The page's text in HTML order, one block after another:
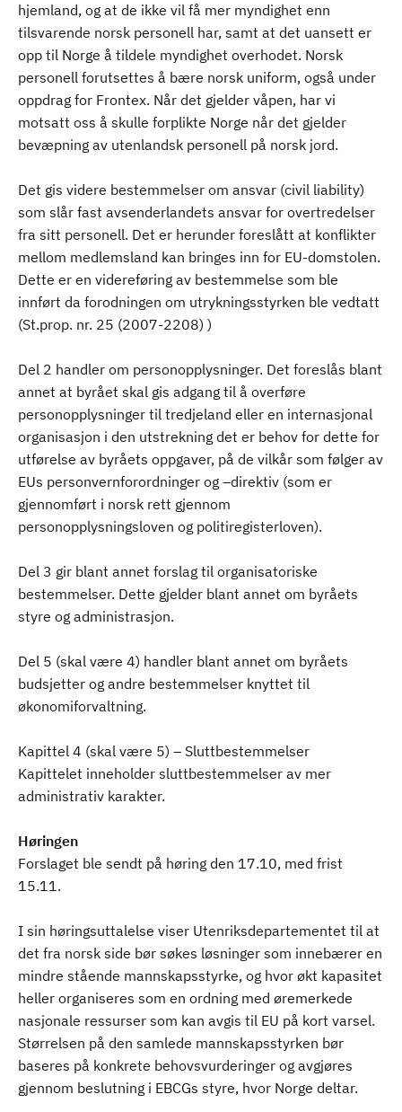
hjemland, og at de ikke vil få mer myndighet enn
tilsvarende norsk personell har, samt at det uansett er
opp til Norge å tildele myndighet overhodet. Norsk
personell forutsettes å bære norsk uniform, også under
oppdrag for Frontex. Når det gjelder våpen, har vi
motsatt oss å skulle forplikte Norge når det gjelder
bevæpning av utenlandsk personell på norsk jord.
Det gis videre bestemmelser om ansvar (civil liability)
som slår fast avsenderlandets ansvar for overtredelser
fra sitt personell. Det er herunder foreslått at konflikter
mellom medlemsland kan bringes inn for EU-domstolen.
Dette er en videreføring av bestemmelse som ble
innført da forodningen om utrykningsstyrken ble vedtatt
(St.prop. nr. 25 (2007-2208) )
Del 2 handler om personopplysninger. Det foreslås blant
annet at byrået skal gis adgang til å overføre
personopplysninger til tredjeland eller en internasjonal
organisasjon i den utstrekning det er behov for dette for
utførelse av byråets oppgaver, på de vilkår som følger av
EUs personvernforordninger og –direktiv (som er
gjennomført i norsk rett gjennom
personopplysningsloven og politiregisterloven).
Del 3 gir blant annet forslag til organisatoriske
bestemmelser. Dette gjelder blant annet om byråets
styre og administrasjon.
Del 5 (skal være 4) handler blant annet om byråets
budsjetter og andre bestemmelser knyttet til
økonomiforvaltning.
Kapittel 4 (skal være 5) – Sluttbestemmelser
Kapittelet inneholder sluttbestemmelser av mer
administrativ karakter.
Høringen
Forslaget ble sendt på høring den 17.10, med frist
15.11.
I sin høringsuttalelse viser Utenriksdepartementet til at
det fra norsk side bør søkes løsninger som innebærer en
mindre stående mannskapsstyrke, og hvor økt kapasitet
heller organiseres som en ordning med øremerkede
nasjonale ressurser som kan avgis til EU på kort varsel.
Størrelsen på den samlede mannskapsstyrken bør
baseres på konkrete behovsvurderinger og avgjøres
gjennom beslutning i EBCGs styre, hvor Norge deltar.